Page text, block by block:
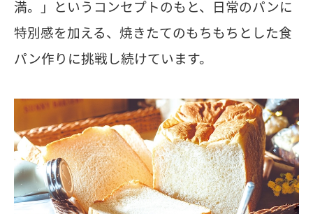
満。」というコンセプトのもと、日常のパンに
特別感を加える、焼きたてのもちもちとした食
パン作りに挑戦し続けています。